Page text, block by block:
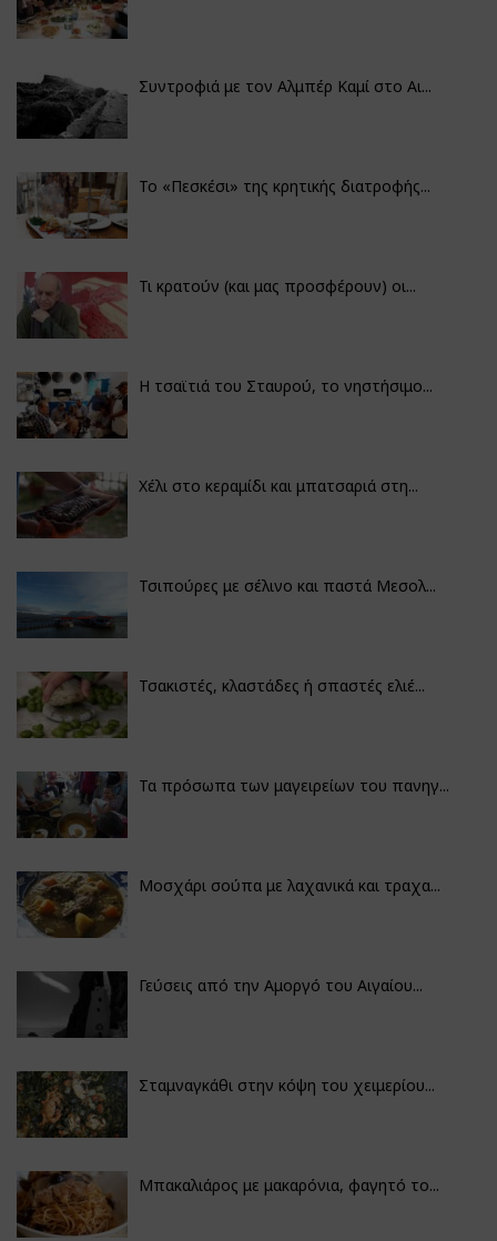
Συντροφιά με τον Αλμπέρ Καμί στο Αι...
Το «Πεσκέσι» της κρητικής διατροφής...
Τι κρατούν (και μας προσφέρουν) οι...
Η τσαϊτιά του Σταυρού, το νηστήσιμο...
Χέλι στο κεραμίδι και μπατσαριά στη...
Τσιπούρες με σέλινο και παστά Μεσολ...
Τσακιστές, κλαστάδες ή σπαστές ελιέ...
Τα πρόσωπα των μαγειρείων του πανηγ...
Μοσχάρι σούπα με λαχανικά και τραχα...
Γεύσεις από την Αμοργό του Αιγαίου...
Σταμναγκάθι στην κόψη του χειμερίου...
Μπακαλιάρος με μακαρόνια, φαγητό το...